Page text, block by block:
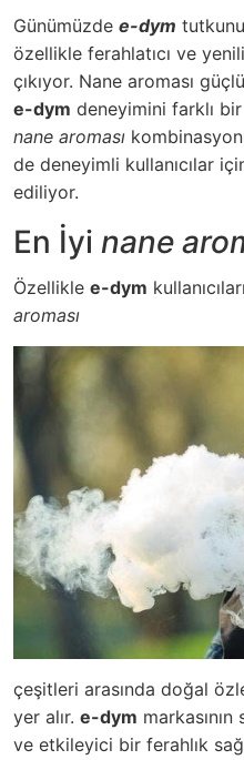
Günümüzde e-dym
özellikle ferahlatıcı ve
çıkıyor. Nane aroması
e-dym deneyimini farklı
nane aroması
de deneyimli kullanıcılar
ediliyor.
En İyi nane
Özellikle e-dym
aroması
çeşitleri arasında doğal
yer alır. e-dym
ve etkileyici bir ferahlık